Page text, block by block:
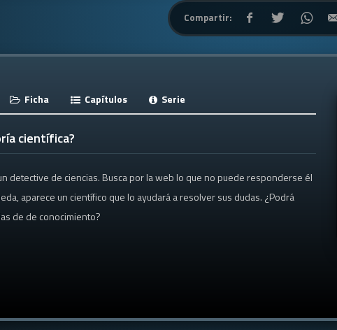
Compartir:
Ficha Capítulos Serie
científica?
detective de ciencias. Busca por la web lo que no puede responderse él
aparece un científico que lo ayudará a resolver sus dudas. ¿Podrá
de de conocimiento?